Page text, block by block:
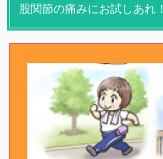
股関節の痛みにお試しあれ！